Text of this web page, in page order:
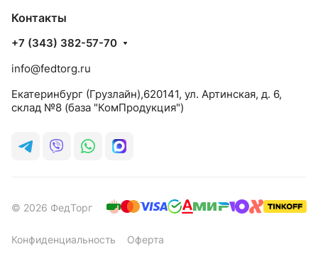
Контакты
+7 (343) 382-57-70
info@fedtorg.ru
Екатеринбург (Грузлайн),620141, ул. Артинская, д. 6,
склад №8 (база "КомПродукция")
© 2026 ФедТорг
Конфиденциальность Оферта